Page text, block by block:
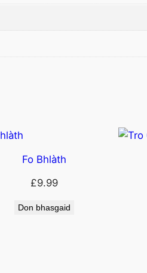
Fo Bhlàth
£9.99
Don bhasgaid